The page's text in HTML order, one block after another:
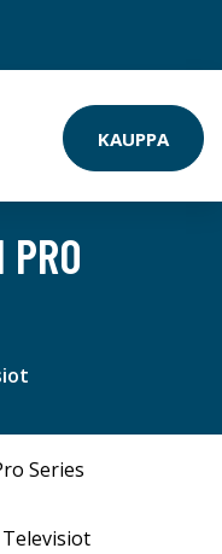
KAUPPA
Televisiot